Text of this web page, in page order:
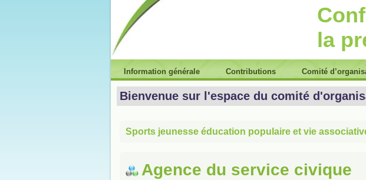
la
Information générale Contributions Comité
Bienvenue sur l'espace du comité
Sports jeunesse éducation populaire et vie
Agence du service civique